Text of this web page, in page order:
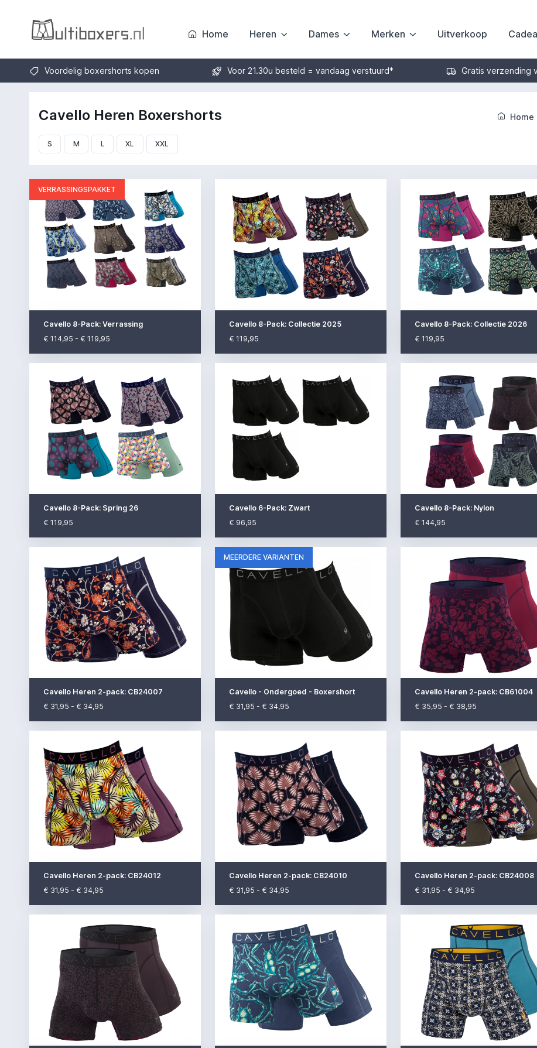
Home Heren Dames Merken Uitverkoop
Voordelig boxershorts kopen Voor 21.30u besteld = vandaag verstuurd* Gratis verzending
Home
Cavello Heren Boxershorts
S M L XL XXL
VERRASSINGSPAKKET
Cavello 8-Pack: Verrassing
€ 114,95 - € 119,95
Cavello 8-Pack: Collectie 2025
€ 119,95
Cavello 8-Pack: Collectie 2026
€ 119,95
Cavello 8-Pack: Spring 26
€ 119,95
Cavello 6-Pack: Zwart
€ 96,95
Cavello 8-Pack: Nylon
€ 144,95
Cavello Heren 2-pack: CB24007
€ 31,95 - € 34,95
MEERDERE VARIANTEN
Cavello - Ondergoed - Boxershort
€ 31,95 - € 34,95
Cavello Heren 2-pack: CB61004
€ 35,95 - € 38,95
Cavello Heren 2-pack: CB24012
€ 31,95 - € 34,95
Cavello Heren 2-pack: CB24010
€ 31,95 - € 34,95
Cavello Heren 2-pack: CB24008
€ 31,95 - € 34,95